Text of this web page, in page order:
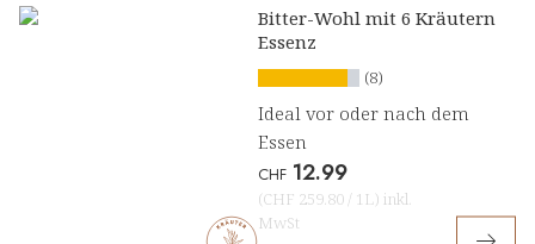
Bitter-Wohl mit 6 Kräutern
Essenz
(8)
Ideal vor oder nach dem
Essen
CHF 12.99
(CHF 259.80 / 1L) inkl.
MwSt